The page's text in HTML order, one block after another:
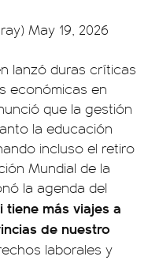
May 19, 2026
lanzó duras críticas
económicas en
que la gestión
la educación
incluso el retiro
Mundial de la
la agenda del
tiene más viajes a
de nuestro
laborales y